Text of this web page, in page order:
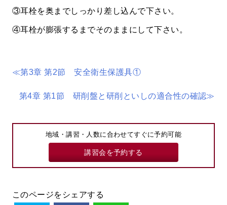
③耳栓を奥までしっかり差し込んで下さい。
④耳栓が膨張するまでそのままにして下さい。
≪第3章 第2節 安全衛生保護具①
第4章 第1節 研削盤と研削といしの適合性の確認≫
地域・講習・人数に合わせてすぐに予約可能
講習会を予約する
このページをシェアする